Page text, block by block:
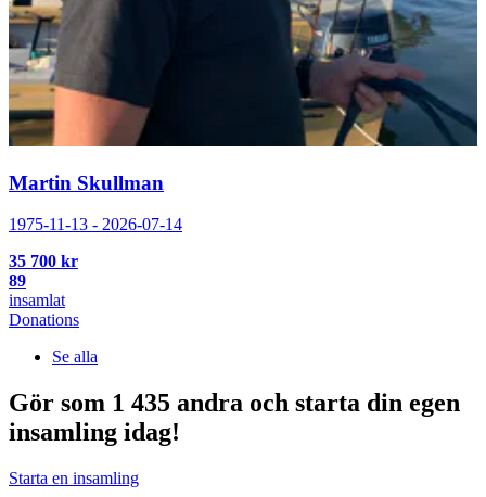
Martin Skullman
1975-11-13 - 2026-07-14
35 700 kr
89
insamlat
Donations
Se alla
Gör som 1 435 andra och starta din egen
insamling idag!
Starta en insamling